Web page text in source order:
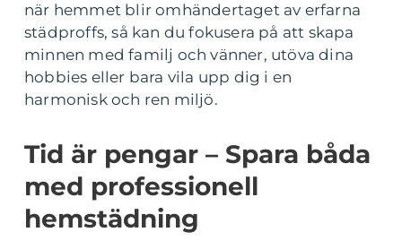
när hemmet blir omhändertaget av erfarna
städproffs, så kan du fokusera på att skapa
minnen med familj och vänner, utöva dina
hobbies eller bara vila upp dig i en
harmonisk och ren miljö.
Tid är pengar – Spara båda
med professionell
hemstädning